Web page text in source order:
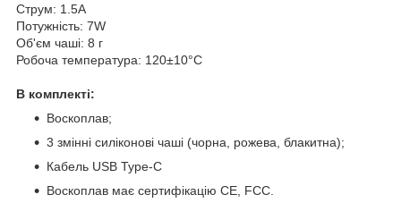
Струм: 1.5A
Потужність: 7W
Об'єм чаші: 8 г
Робоча температура: 120±10°C
В комплекті:
Воскоплав;
3 змінні силіконові чаші (чорна, рожева, блакитна);
Кабель USB Type-C
Воскоплав має сертифікацію CE, FCC.